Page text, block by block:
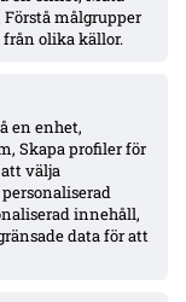
målgrupper
olika källor.
en enhet,
Skapa profiler för
välja
innehåll,
data för att